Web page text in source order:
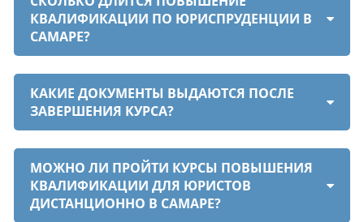
КВАЛИФИКАЦИИ ПО ЮРИСПРУДЕНЦИИ В
САМАРЕ?
КАКИЕ ДОКУМЕНТЫ ВЫДАЮТСЯ ПОСЛЕ
ЗАВЕРШЕНИЯ КУРСА?
МОЖНО ЛИ ПРОЙТИ КУРСЫ ПОВЫШЕНИЯ
КВАЛИФИКАЦИИ ДЛЯ ЮРИСТОВ
ДИСТАНЦИОННО В САМАРЕ?